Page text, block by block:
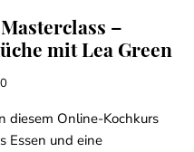
–
mit Lea Green
0
diesem Online-Kochkurs
Essen und eine